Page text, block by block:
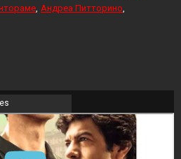
Андреа Питторино